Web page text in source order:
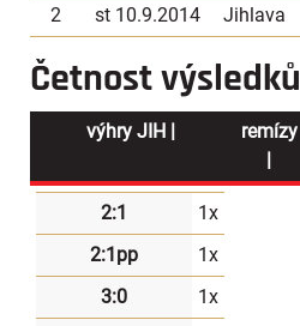
2
st 10.9.2014 Jihlava
Četnost výsledků
výhry JIH |
remízy
|
2:1
1x
2:1pp
1x
3:0
1x